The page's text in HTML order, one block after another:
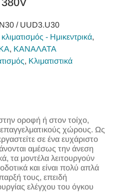
/ UUD3.U30
- Ημικεντρικά,
, ΚΑΝΑΛΑΤΑ
, Κλιματιστικά
οροφή ή στον τοίχο,
επαγγελματικούς χώρους. Ως
σε ένα ευχάριστο
αμέσως την άνεση
τα μοντέλα λειτουργούν
και είναι πολύ απλά
τους, επειδή
ελέγχου του όγκου